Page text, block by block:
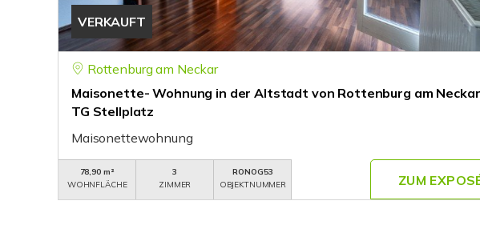
VERKAUFT
Rottenburg am Neckar
Maisonette- Wohnung in der Altstadt von Rottenburg am
TG Stellplatz
Maisonettewohnung
78,90 m²
WOHNFLÄCHE
3
ZIMMER
RONOG53
OBJEKTNUMMER
ZUM